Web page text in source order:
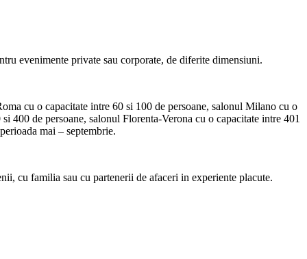
evenimente private sau corporate, de diferite dimensiuni.
cu o capacitate intre 60 si 100 de persoane, salonul Milano cu o
400 de persoane, salonul Florenta-Verona cu o capacitate intre 401
mai – septembrie.
cu familia sau cu partenerii de afaceri in experiente placute.